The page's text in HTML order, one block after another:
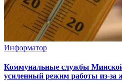
Информатор
Коммунальные службы Минской
усиленный режим работы из-за